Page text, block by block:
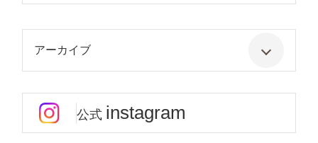
アーカイブ
公式 instagram